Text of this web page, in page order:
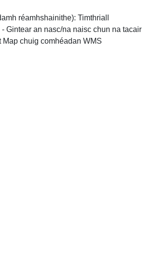
réamhshainithe): Timthriall
Gintear an nasc/na naisc chun na tacair
chuig comhéadan WMS